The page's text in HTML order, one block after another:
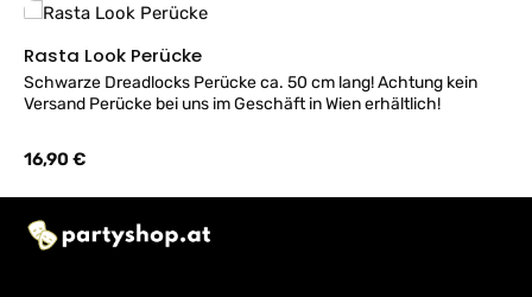
Rasta Look Perücke
Schwarze Dreadlocks Perücke ca. 50 cm lang! Achtung kein
Versand Perücke bei uns im Geschäft in Wien erhältlich!
Regulärer Preis:
16,90 €